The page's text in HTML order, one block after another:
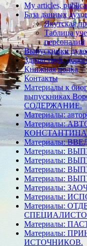
My articles,
База данных
Якутская
Таблица
персоналий
Выпускники
Здравствуй,
Книжная полка
Контакты
Материалы к
выпускниках
СОДЕРЖАНИЕ.
Материалы:
Материалы:
Материалы:
Материалы:
Материалы:
Материалы:
Материалы:
Материалы:
Материалы:
Материалы:
Материалы:
Материалы:
ИСТОЧНИКОВ.